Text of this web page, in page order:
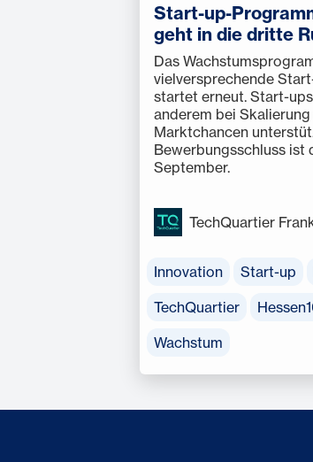
Start-up-
geht in die dritte
Das
vielversprechende
startet erneut. Start-
anderem bei
Marktchancen
Bewerbungsschluss ist
September.
TechQuartier
Innovation Start-up
TechQuartier
Wachstum